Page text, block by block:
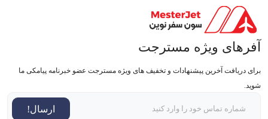
آفرهای ویژه مسترجت
برای دریافت آخرین پیشنهادات و تخفیف های ویژه مسترجت عضو خبرنامه پیامکی ما
شوید.
ارسال!